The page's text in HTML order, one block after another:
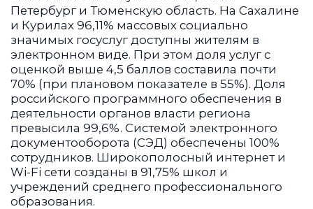
Петербург и Тюменскую область. На Сахалине
и Курилах 96,11% массовых социально
значимых госуслуг доступны жителям в
электронном виде. При этом доля услуг с
оценкой выше 4,5 баллов составила почти
70% (при плановом показателе в 55%). Доля
российского программного обеспечения в
деятельности органов власти региона
превысила 99,6%. Системой электронного
документооборота (СЭД) обеспечены 100%
сотрудников. Широкополосный интернет и
Wi-Fi сети созданы в 91,75% школ и
учреждений среднего профессионального
образования.